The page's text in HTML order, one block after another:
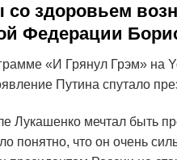
здоровьем
Федерации
«И Грянул Грэм» на
Путина спутало
Лукашенко мечтал быть
понятно, что он очень